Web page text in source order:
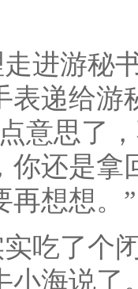
进游秘
表递给游
意思了
你还是拿
再想想。”
吃了个
小海说了